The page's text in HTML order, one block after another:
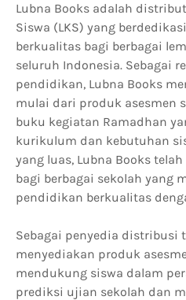
Lubna Books adalah
Siswa (LKS) yang
berkualitas bagi berbagai
seluruh Indonesia. Sebagai
pendidikan, Lubna Books
mulai dari produk asesmen
buku kegiatan Ramadhan
kurikulum dan kebutuhan
yang luas, Lubna Books
bagi berbagai sekolah yang
pendidikan berkualitas
Sebagai penyedia distribusi
menyediakan produk
mendukung siswa dalam
prediksi ujian sekolah dan